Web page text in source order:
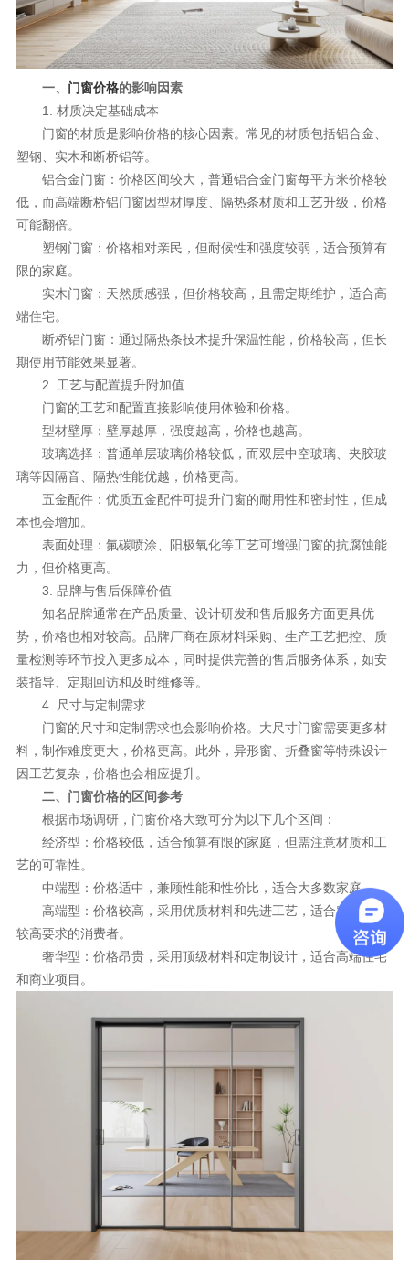
理想生活
新视界
加盟合作
品牌资讯
新标铝业
一、 门窗价格的影响因素
1. 材质决定基础成本
门窗的材质是影响价格的核心因素。常见的材质包括铝合金、
塑钢、实木和断桥铝等。
铝合金门窗：价格区间较大，普通铝合金门窗每平方米价格较
低，而高端断桥铝门窗因型材厚度、隔热条材质和工艺升级，价格
可能翻倍。
塑钢门窗：价格相对亲民，但耐候性和强度较弱，适合预算有
限的家庭。
实木门窗：天然质感强，但价格较高，且需定期维护，适合高
端住宅。
断桥铝门窗：通过隔热条技术提升保温性能，价格较高，但长
期使用节能效果显著。
2. 工艺与配置提升附加值
门窗的工艺和配置直接影响使用体验和价格。
型材壁厚：壁厚越厚，强度越高，价格也越高。
玻璃选择：普通单层玻璃价格较低，而双层中空玻璃、夹胶玻
璃等因隔音、隔热性能优越，价格更高。
五金配件：优质五金配件可提升门窗的耐用性和密封性，但成
本也会增加。
表面处理：氟碳喷涂、阳极氧化等工艺可增强门窗的抗腐蚀能
力，但价格更高。
3. 品牌与售后保障价值
知名品牌通常在产品质量、设计研发和售后服务方面更具优
势，价格也相对较高。品牌厂商在原材料采购、生产工艺把控、质
量检测等环节投入更多成本，同时提供完善的售后服务体系，如安
装指导、定期回访和及时维修等。
4. 尺寸与定制需求
门窗的尺寸和定制需求也会影响价格。大尺寸门窗需要更多材
料，制作难度更大，价格更高。此外，异形窗、折叠窗等特殊设计
因工艺复杂，价格也会相应提升。
二、门窗价格的区间参考
根据市场调研，门窗价格大致可分为以下几个区间：
经济型：价格较低，适合预算有限的家庭，但需注意材质和工
艺的可靠性。
中端型：价格适中，兼顾性能和性价比，适合大多数家庭。
高端型：价格较高，采用优质材料和先进工艺，适合对品质有
较高要求的消费者。
奢华型：价格昂贵，采用顶级材料和定制设计，适合高端住宅
和商业项目。